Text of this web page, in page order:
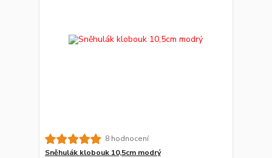
8 hodnocení
Sněhulák klobouk 10,5cm modrý